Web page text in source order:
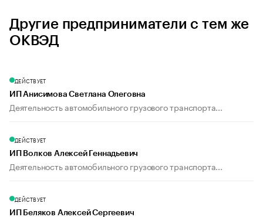
Другие предприниматели с тем же
ОКВЭД
ДЕЙСТВУЕТ
ИП Анисимова Светлана Олеговна
Деятельность автомобильного грузового транспорта...
ДЕЙСТВУЕТ
ИП Волков Алексей Геннадьевич
Деятельность автомобильного грузового транспорта...
ДЕЙСТВУЕТ
ИП Беляков Алексей Сергеевич